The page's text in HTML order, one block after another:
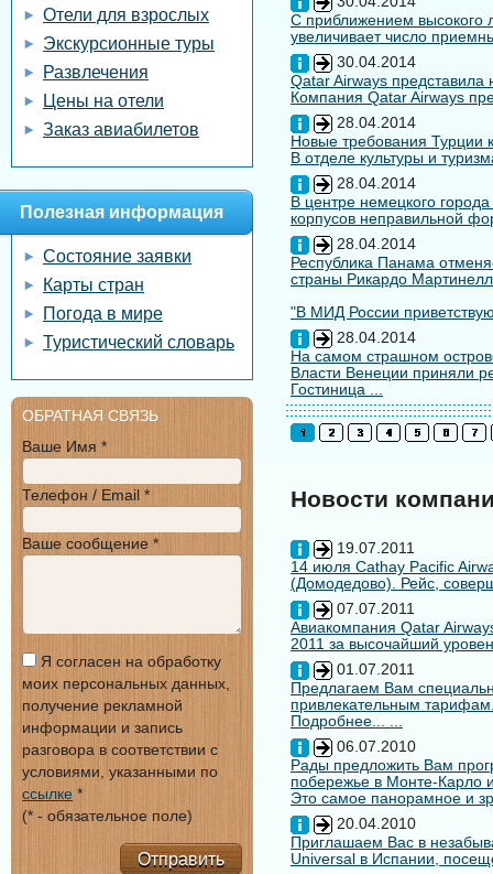
С приближением высокого
увеличивает число
30.04.2014
Qatar Airways
Компания Qatar Airways
28.04.2014
Новые требования Турции
В отделе культуры и
28.04.2014
В центре немецкого
корпусов неправильной
28.04.2014
Республика Панама
страны Рикардо
"В МИД России
28.04.2014
На самом страшном
Власти Венеции приняли
Гостиница ...
Новости
19.07.2011
14 июля Cathay Pacific
(Домодедово). Рейс,
07.07.2011
Авиакомпания Qatar
2011 за высочайший
01.07.2011
Предлагаем Вам
привлекательным
Подробнее... ...
06.07.2010
Рады предложить Вам
побережье в Монте-Карло
Это самое панорамное и
20.04.2010
Приглашаем Вас в
Universal в Испании,
Отели для взрослых
Экскурсионные туры
Развлечения
Цены на отели
Заказ авиабилетов
Полезная информация
Состояние заявки
Карты стран
Погода в мире
Туристический словарь
ОБРАТНАЯ СВЯЗЬ
Ваше Имя *
Телефон / Email *
Ваше сообщение *
Я согласен на обработку
моих персональных данных,
получение рекламной
информации и запись
разговора в соответствии с
условиями, указанными по
ссылке *
(* - обязательное поле)
Отправить